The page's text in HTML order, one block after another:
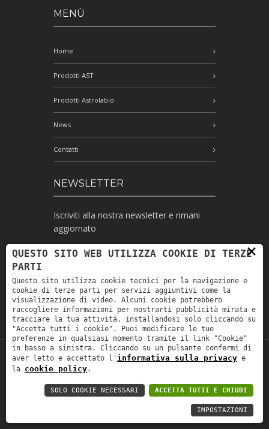
MENÙ
Home
Prodotti AST
Prodotti Astrolabio
News
Contatti
NEWSLETTER
Iscriviti alla nostra newsletter e rimani
aggiornato
Ho letto l'informativa e autorizzo il
trattamento dei miei dati personali per le
finalità ivi indicate *
Copyright © 2019Astrolabio. P.IVA:
Privacy policy-Privacy policy B2B -Area
×
QUESTO SITO WEB UTILIZZA COOKIE DI TERZE
PARTI
Questo sito utilizza cookie tecnici per la navigazione e
cookie di terze parti per servizi aggiuntivi come la
visualizzazione di video. Alcuni cookie potrebbero
raccogliere informazioni per mostrarti pubblicità mirata e
tracciare la tua attività, installandosi solo cliccando su
"Accetta tutti i cookie". Puoi modificare le tue
preferenze in qualsiasi momento tramite il link "Cookie"
in basso a sinistra. Cliccando su un pulsante confermi di
aver letto e accettato l' informativa sulla privacy e
la cookie policy.
ACCETTA TUTTI E CHIUDI
SOLO COOKIE NECESSARI
IMPOSTAZIONI